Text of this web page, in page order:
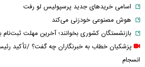
اسامی خریدهای جدید پرسپولیس لو رفت
هوش مصنوعی خودزنی می‌کند
بازنشستگان کشوری بخوانند؛ آخرین مهلت ثبت‌نام
پزشکیان خطاب به خبرنگاران چه گفت؟ /تأکید
انسجام